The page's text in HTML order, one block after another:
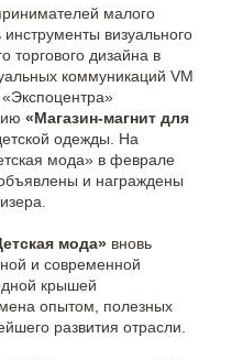
малого
инструменты визуального
торгового дизайна в
коммуникаций VM
«Магазин-магнит для
одежды. На
мода» в феврале
и награждены
мода» вновь
и современной
крышей
опытом, полезных
развития отрасли.